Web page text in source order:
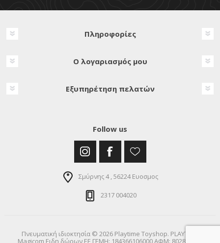
Πληροφορίες
Ο λογαριασμός μου
Εξυπηρέτηση πελατών
Follow us
Σμύρνης 4 , 56224 Ευοσμος
2317 004020
Πνευματική ιδιοκτησία © 2026 Playtime Toyshop. PLAYTIME
Magicom Ειδη δώρων ΕΕ ΓΕΜΗ: 184366106000 ΑΦΜ: 802872900